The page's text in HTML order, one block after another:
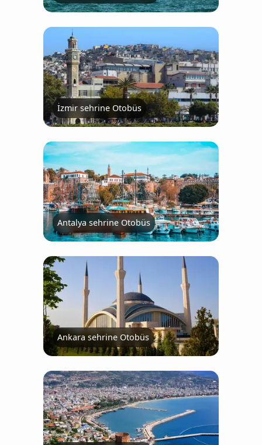
İzmir sehrine Otobüs
Antalya sehrine Otobüs
Ankara sehrine Otobüs